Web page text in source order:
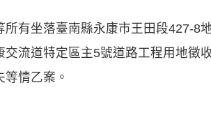
有坐落臺南縣永康市王田段427-8
流道特定區主5號道路工程用地徵
情乙案。